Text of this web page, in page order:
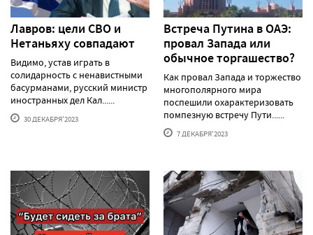
Лавров: цели СВО и
Нетаньяху совпадают
Видимо, устав играть в
солидарность с ненавистными
басурманами, русский министр
иностранных дел Кал......
30 ДЕКАБРЯ'2023
Встреча Путина в ОАЭ:
провал Запада или
обычное торгашество?
Как провал Запада и торжество
многополярного мира
поспешили охарактеризовать
помпезную встречу Пути......
7 ДЕКАБРЯ'2023